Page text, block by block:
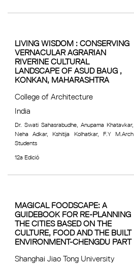
LIVING WISDOM : CONSERVING
VERNACULAR AGRARIAN
RIVERINE CULTURAL
LANDSCAPE OF ASUD BAUG ,
KONKAN, MAHARASHTRA
College of Architecture
India
Dr. Swati Sahasrabudhe, Anupama Khatavkar,
Neha Adkar, Kshitija Kolhatkar, F.Y M.Arch
Students
12a Edició
MAGICAL FOODSCAPE: A
GUIDEBOOK FOR RE-PLANNING
THE CITIES BASED ON THE
CULTURE, FOOD AND THE BUILT
ENVIRONMENT-CHENGDU PART
Shanghai Jiao Tong University